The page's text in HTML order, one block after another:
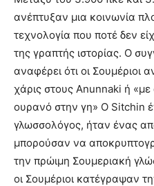
ανέπτυξαν μια κοινωνία
τεχνολογία που ποτέ δεν
της γραπτής ιστορίας. Ο
αναφέρει ότι οι Σουμέριοι
χάρις στους Anunnaki ή
ουρανό στην γη» Ο Sitchin
γλωσσολόγος, ήταν ένας
μπορούσαν να
την πρώιμη Σουμεριακή
οι Σουμέριοι κατέγραψαν